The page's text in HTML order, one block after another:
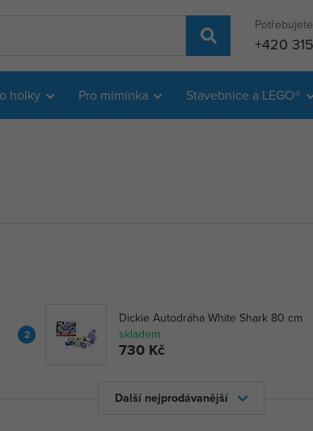
+420
holky Pro miminka Stavebnice a LEGO®
2
Dickie Autodráha White Shark 80 cm
skladem
730 Kč
Další nejprodávanější